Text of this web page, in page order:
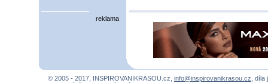
reklama
© 2005 - 2017, INSPIROVANIKRASOU.cz, info@inspirovanikrasou.cz ,